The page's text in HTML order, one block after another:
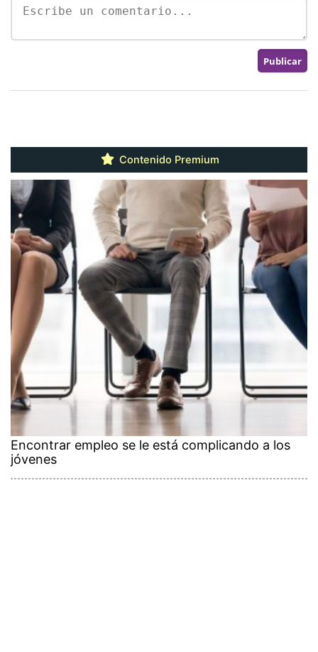
Contenido Premium
Encontrar empleo se le está complicando a los
jóvenes